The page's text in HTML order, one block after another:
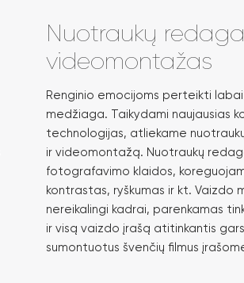
Nuotraukų
videomontažas
Renginio emocijoms perteikti
medžiaga. Taikydami naujausias
technologijas, atliekame
ir videomontažą. Nuotraukų
fotografavimo klaidos,
kontrastas, ryškumas ir kt. Vaizdo
nereikalingi kadrai, parenkamas
ir visą vaizdo įrašą atitinkantis
sumontuotus švenčių filmus